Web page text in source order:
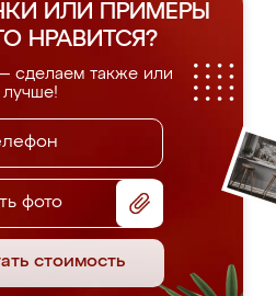
ИЛИ ПРИМЕРЫ
НРАВИТСЯ?
сделаем также или
лучше!
фото
стоимость